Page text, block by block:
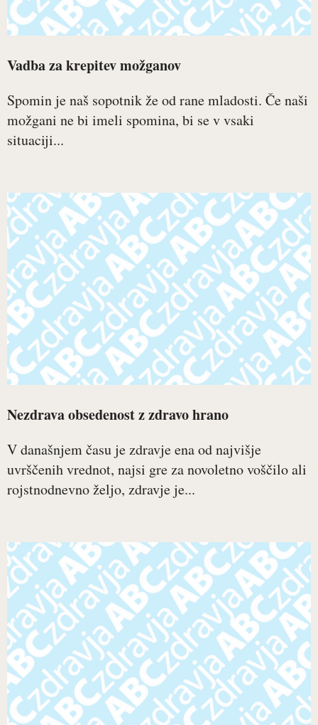
Vadba za krepitev možganov
Spomin je naš sopotnik že od rane mladosti. Če naši
možgani ne bi imeli spomina, bi se v vsaki
situaciji...
Nezdrava obsedenost z zdravo hrano
V današnjem času je zdravje ena od najvišje
uvrščenih vrednot, najsi gre za novoletno voščilo ali
rojstnodnevno željo, zdravje je...